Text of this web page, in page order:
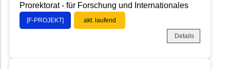
Prorektorat - für Forschung und Internationales
[F-PROJEKT] akt. laufend
Details